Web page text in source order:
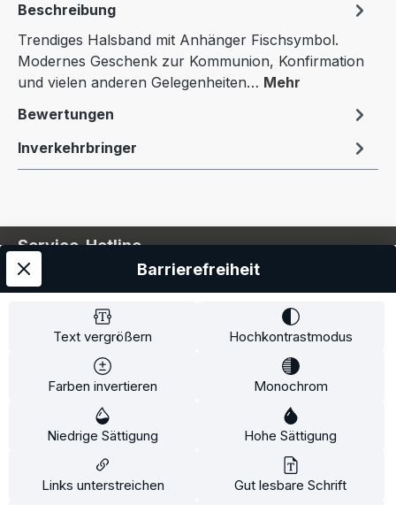
Beschreibung
Trendiges Halsband mit Anhänger Fischsymbol.
Modernes Geschenk zur Kommunion, Konfirmation
und vielen anderen Gelegenheiten… Mehr
Bewertungen
Inverkehrbringer
Service-Hotline
Service
Information
* Alle Preise inkl. gesetzl. Mehrwertsteuer zzgl.
und ggf. Nachnahmegebühren, wenn
Text vergrößern Hochkontrastmodus
Farben invertieren Monochrom
Niedrige Sättigung Hohe Sättigung
Links unterstreichen Gut lesbare Schrift
Barrierefreiheit